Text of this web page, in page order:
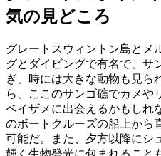
気の見どころ
グレートスウィントン島とメ
グとダイビングで有名で、サ
ぎ、時には大きな動物も見ら
ら、ここのサンゴ礁でカメや
ベイザメに出会えるかもしれ
のボートクルーズの船上から
可能だ。また、夕方以降にシ
輝く生物発光に包まれること